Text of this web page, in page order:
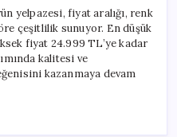
yelpazesi, fiyat aralığı, renk
çeşitlilik sunuyor. En düşük
fiyat 24.999 TL’ye kadar
kalitesi ve
kazanmaya devam